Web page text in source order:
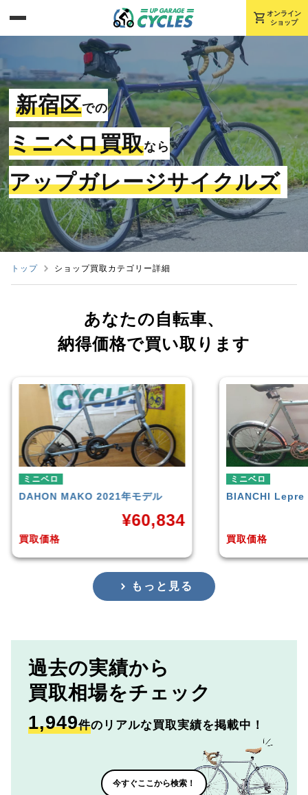
shopping_cart オンライン
ショップ
新宿区での
ミニベロ買取なら
アップガレージサイクルズ
トップ ショップ買取カテゴリー詳細
あなたの自転車、
納得価格で買い取ります
ミニベロ
BIANCHILepre
買取価格
¥20,000
ミニベロ
ternSURGE
買取価格
もっと見る
過去の実績から
買取相場をチェック
1,949件のリアルな買取実績を掲載中！
今すぐここから検索！